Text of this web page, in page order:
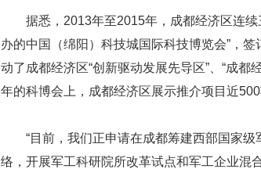
据悉，2013年至2015年，成都经济区连
办的中国（绵阳）科技城国际科技博览会”，
动了成都经济区“创新驱动发展先导区”、“成
年的科博会上，成都经济区展示推介项目近
“目前，我们正申请在成都筹建西部国家
络，开展军工科研院所改革试点和军工企业混